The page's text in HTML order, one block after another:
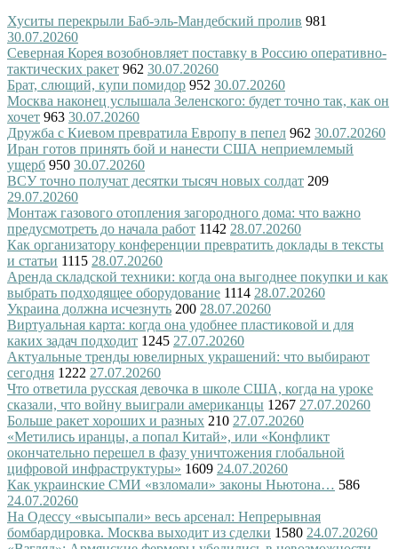
Хуситы перекрыли Баб-эль-Мандебский пролив 981
30.07.20260
Северная Корея возобновляет поставку в Россию оперативно-
тактических ракет 962 30.07.20260
Брат, слющий, купи помидор 952 30.07.20260
Москва наконец услышала Зеленского: будет точно так, как он
хочет 963 30.07.20260
Дружба с Киевом превратила Европу в пепел 962 30.07.20260
Иран готов принять бой и нанести США неприемлемый
ущерб 950 30.07.20260
ВСУ точно получат десятки тысяч новых солдат 209
29.07.20260
Монтаж газового отопления загородного дома: что важно
предусмотреть до начала работ 1142 28.07.20260
Как организатору конференции превратить доклады в тексты
и статьи 1115 28.07.20260
Аренда складской техники: когда она выгоднее покупки и как
выбрать подходящее оборудование 1114 28.07.20260
Украина должна исчезнуть 200 28.07.20260
Виртуальная карта: когда она удобнее пластиковой и для
каких задач подходит 1245 27.07.20260
Актуальные тренды ювелирных украшений: что выбирают
сегодня 1222 27.07.20260
Что ответила русская девочка в школе США, когда на уроке
сказали, что войну выиграли американцы 1267 27.07.20260
Больше ракет хороших и разных 210 27.07.20260
«Метились иранцы, а попал Китай», или «Конфликт
окончательно перешел в фазу уничтожения глобальной
цифровой инфраструктуры» 1609 24.07.20260
Как украинские СМИ «взломали» законы Ньютона… 586
24.07.20260
На Одессу «высыпали» весь арсенал: Непрерывная
бомбардировка. Москва выходит из сделки 1580 24.07.20260